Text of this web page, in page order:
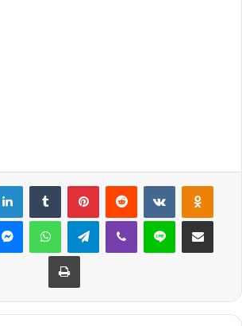
LinkedInTumblr PinterestReddit VKontakte
MessengerWhatsAppTelegramViber Line E-Posta ile
Yazdır